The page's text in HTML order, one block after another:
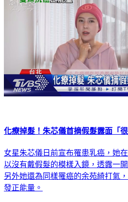
化療掉髮！朱芯儀首摘假髮露面「
女星朱芯儀日前宣布罹患乳癌，她在
以沒有戴假髮的模樣入鏡，透露一
另外她還為同樣罹癌的余苑綺打氣
發正能量。